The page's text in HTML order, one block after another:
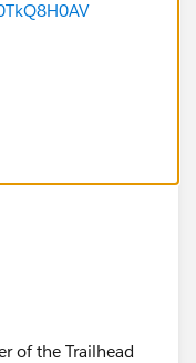
of the Trailhead